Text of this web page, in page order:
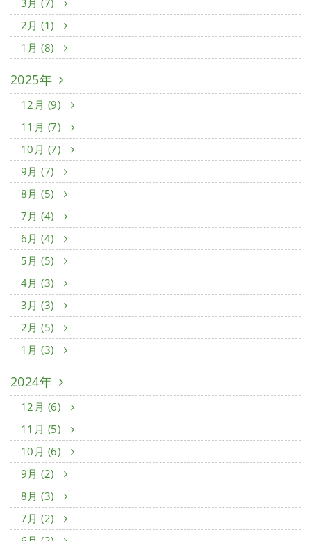
3月 (7)
2月 (1)
1月 (8)
2025年
12月 (9)
11月 (7)
10月 (7)
9月 (7)
8月 (5)
7月 (4)
6月 (4)
5月 (5)
4月 (3)
3月 (3)
2月 (5)
1月 (3)
2024年
12月 (6)
11月 (5)
10月 (6)
9月 (2)
8月 (3)
7月 (2)